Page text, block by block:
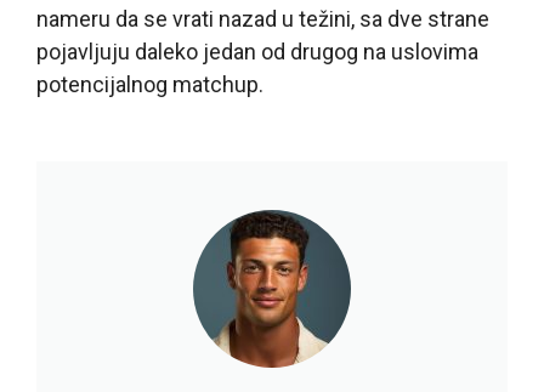
nameru da se vrati nazad u težini, sa dve strane
pojavljuju daleko jedan od drugog na uslovima
potencijalnog matchup.